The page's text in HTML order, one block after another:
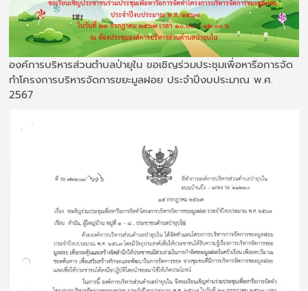
องค์การบริหารส่วนตำบลป่ายุใน ขอเชิญร่วมประชุมเพื่อหารือการจัด
ทำโครงการบริหารจัดการขยะมูลฝอย ประจำปีงบประมาณ พ.ศ.
2567